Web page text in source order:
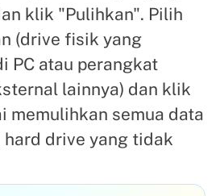
klik "Pulihkan". Pilih
(drive fisik yang
PC atau perangkat
lainnya) dan klik
memulihkan semua data
drive yang tidak